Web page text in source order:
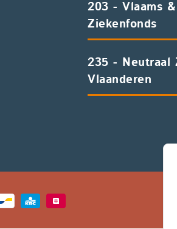
203 - Vlaams
Ziekenfonds
235 - Neutraal
Vlaanderen